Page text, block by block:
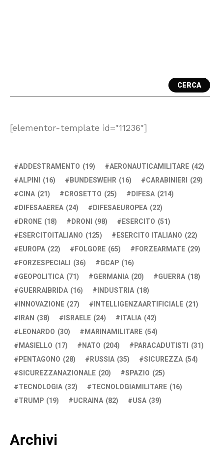
CERCA
[elementor-template id="11236"]
ADDESTRAMENTO (19) AERONAUTICAMILITARE (42)
ALPINI (16) BUNDESWEHR (16) CARABINIERI (29)
CINA (21) CROSETTO (25) DIFESA (214)
DIFESAAEREA (24) DIFESAEUROPEA (22)
DRONE (18) DRONI (98) ESERCITO (51)
ESERCITOITALIANO (125) ESERCITO ITALIANO (22)
EUROPA (22) FOLGORE (65) FORZEARMATE (29)
FORZESPECIALI (36) GCAP (16)
GEOPOLITICA (71) GERMANIA (20) GUERRA (18)
GUERRAIBRIDA (16) INDUSTRIA (18)
INNOVAZIONE (27) INTELLIGENZAARTIFICIALE (21)
IRAN (38) ISRAELE (24) ITALIA (42)
LEONARDO (30) MARINAMILITARE (54)
MASIELLO (17) NATO (204) PARACADUTISTI (31)
PENTAGONO (28) RUSSIA (35) SICUREZZA (54)
SICUREZZANAZIONALE (20) SPAZIO (25)
TECNOLOGIA (32) TECNOLOGIAMILITARE (16)
TRUMP (19) UCRAINA (82) USA (39)
Archivi